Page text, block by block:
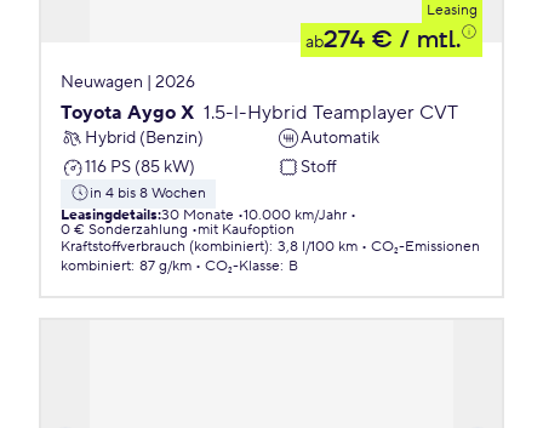
Leasing
ab274 € / mtl.
Neuwagen | 2026
Toyota Aygo X 1.5-l-Hybrid Teamplayer CVT
Hybrid (Benzin)
Automatik
116 PS (85 kW)
Stoff
in 4 bis 8 Wochen
Leasingdetails:30 Monate 10.000 km/Jahr
0 € Sonderzahlung
mit Kaufoption
Kraftstoffverbrauch (kombiniert): 3,8 l/100 km
CO₂-Emissionen
kombiniert: 87 g/km CO₂-Klasse: B